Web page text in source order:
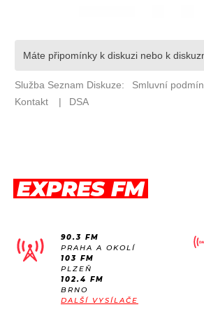
EXPRES FM
90.3 FM
PRAHA A OKOLÍ
103 FM
PLZEŇ
102.4 FM
BRNO
DALŠÍ VYSÍLAČE